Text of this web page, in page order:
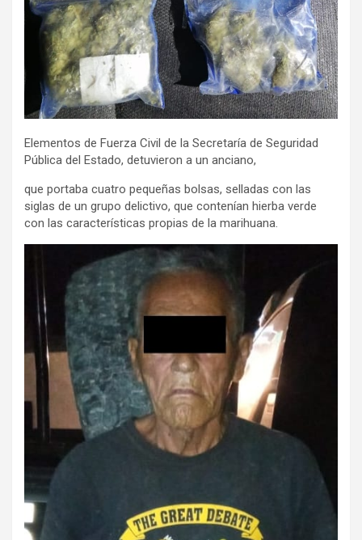
Elementos de Fuerza Civil de la Secretaría de Seguridad
Pública del Estado, detuvieron a un anciano,
que portaba cuatro pequeñas bolsas, selladas con las
siglas de un grupo delictivo, que contenían hierba verde
con las características propias de la marihuana.